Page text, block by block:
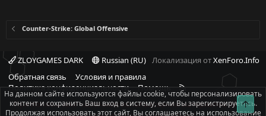
Counter-Strike: Global Offensive
ZLOYGAMES DARK Russian (RU) Локализация отXenForo.Info
Обратная связь
Условия и правила
Политика конфиденциальности
Помощь
R
S
S
При полном или частичном использовании материалов сайта -
На данном сайте используются файлы cookie, чтобы персонализировать
контент и сохранить Ваш вход в систему, если Вы зарегистрируетесь.
Продолжая использовать этот сайт, Вы соглашаетесь на использование